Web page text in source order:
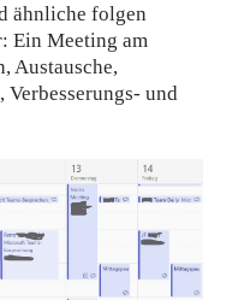
ähnliche folgen
Ein Meeting am
Austausche,
und